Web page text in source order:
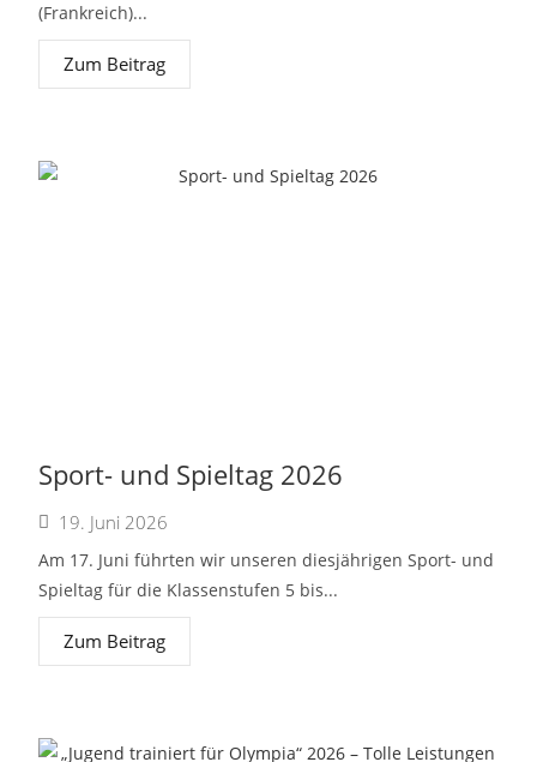
(Frankreich)...
Zum Beitrag
Sport- und Spieltag 2026
19. Juni 2026
Am 17. Juni führten wir unseren diesjährigen Sport- und
Spieltag für die Klassenstufen 5 bis...
Zum Beitrag